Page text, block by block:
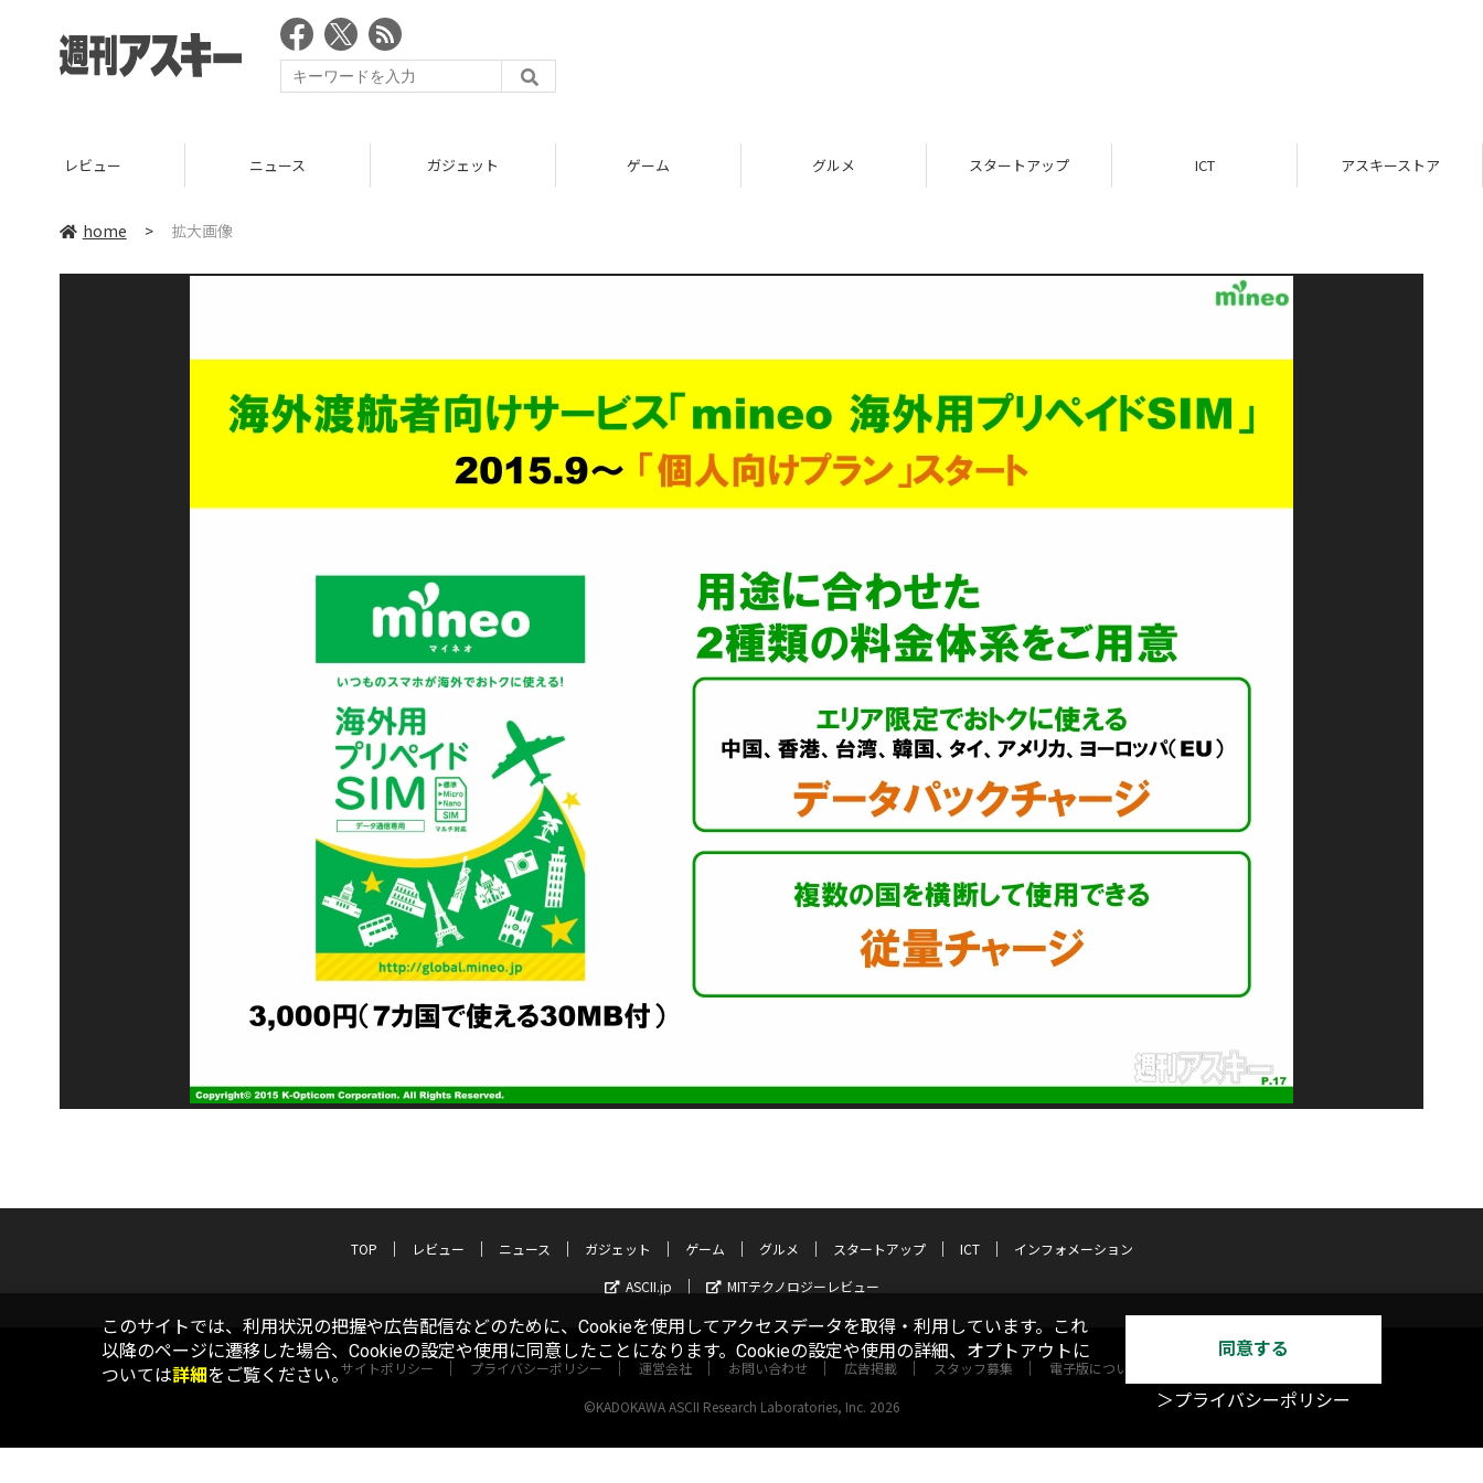
レビュー ニュース ガジェット ゲーム グルメ スタートアップ ICT アスキーストア
home > 拡大画像
TOP レビュー ニュース ガジェット ゲーム グルメ スタートアップ ICT
インフォメーション
ASCII.jp
MITテクノロジーレビュー
サイトポリシー プライバシーポリシー 運営会社 お問い合わせ 広告掲載 スタッフ募集 電子版について
©KADOKAWA ASCII Research Laboratories, Inc. 2026
このサイトでは、利用状況の把握や広告配信などのために、Cookieを使用してアクセスデータを取得・利用しています。これ
以降のページに遷移した場合、Cookieの設定や使用に同意したことになります。Cookieの設定や使用の詳細、オプトアウトに
ついては詳細をご覧ください。
同意する
＞プライバシーポリシー